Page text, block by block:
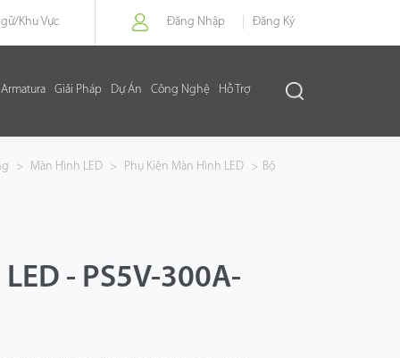
Khu Vực Đăng Nhập Đăng Ký
Armatura Giải Pháp Dự Án Công Nghệ Hỗ Trợ
> Màn Hình LED > Phụ Kiện Màn Hình LED > Bộ
- PS5V-300A-